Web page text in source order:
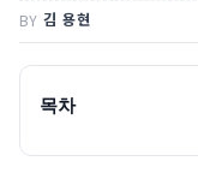
BY 김 용현
목차